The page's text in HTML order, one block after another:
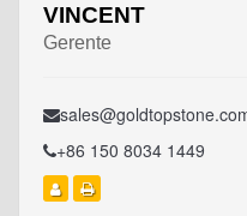
VINCENT
Gerente
+86 150 8034 1449